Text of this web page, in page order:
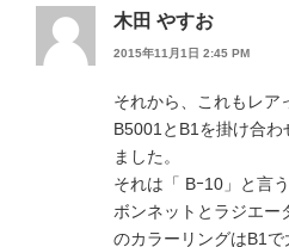
木田 やすお
2015年11月1日 2:45 PM
それから、これもレア
B5001とB1を掛け合わ
ました。
それは「 Bｰ10」と言う
ボンネットとラジエー
のカラーリングはB1